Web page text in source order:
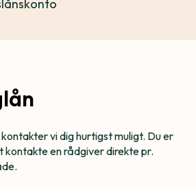
vi dig hurtigst muligt. Du er
kontakte en rådgiver direkte pr.